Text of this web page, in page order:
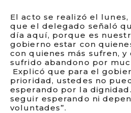
El acto se realizó el
que el delegado señaló
día aquí, porque es
gobierno estar con
con quienes más sufren, y
sufrido abandono por
Explicó que para el
prioridad, ustedes no
esperando por la
seguir esperando ni
voluntades”.